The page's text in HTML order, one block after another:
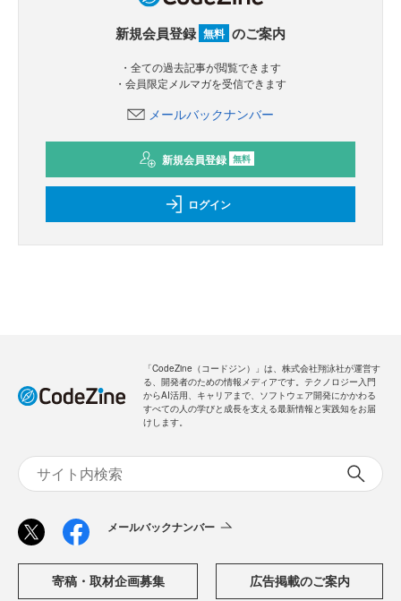
新規会員登録 無料 のご案内
・全ての過去記事が閲覧できます
・会員限定メルマガを受信できます
メールバックナンバー
新規会員登録 無料
ログイン
「CodeZine（コードジン）」は、株式会社翔泳社が運営す
る、開発者のための情報メディアです。テクノロジー入門
からAI活用、キャリアまで、ソフトウェア開発にかかわる
すべての人の学びと成長を支える最新情報と実践知をお届
けします。
メールバックナンバー
寄稿・取材企画募集 広告掲載のご案内